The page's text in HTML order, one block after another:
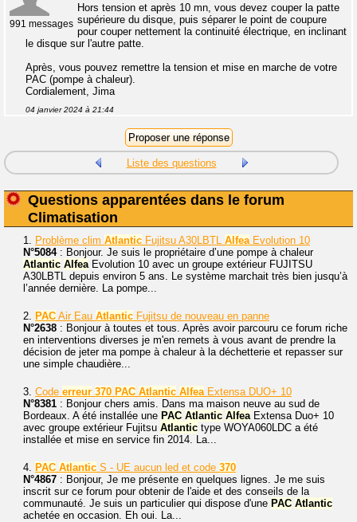
991 messages
Hors tension et après 10 mn, vous devez couper la patte
supérieure du disque, puis séparer le point de coupure
pour couper nettement la continuité électrique, en inclinant
le disque sur l'autre patte.
Après, vous pouvez remettre la tension et mise en marche de votre
PAC (pompe à chaleur).
Cordialement, Jima
04 janvier 2024 à 21:44
Liste des questions
Questions apparentées dans le forum
Climatisation
1. Problème clim Atlantic Fujitsu A30LBTL Alfea Evolution 10
N°5084: Bonjour. Je suis le propriétaire d’une pompe à chaleur
Atlantic Alfea Evolution 10 avec un groupe extérieur FUJITSU
A30LBTL depuis environ 5 ans. Le système marchait très bien jusqu’à
l’année dernière. La pompe...
2. PAC Air Eau Atlantic Fujitsu de nouveau en panne
N°2638 : Bonjour à toutes et tous. Après avoir parcouru ce forum riche
en interventions diverses je m'en remets à vous avant de prendre la
décision de jeter ma pompe à chaleur à la déchetterie et repasser sur
une simple chaudière...
3. Code erreur 370 PAC Atlantic Alfea Extensa DUO+ 10
N°8381 : Bonjour chers amis. Dans ma maison neuve au sud de
Bordeaux. A été installée une PAC Atlantic Alfea Extensa Duo+ 10
avec groupe extérieur Fujitsu Atlantic type WOYA060LDC a été
installée et mise en service fin 2014. La...
4. PAC Atlantic S - UE aucun led et code 370
N°4867 : Bonjour, Je me présente en quelques lignes. Je me suis
inscrit sur ce forum pour obtenir de l'aide et des conseils de la
communauté. Je suis un particulier qui dispose d'une PAC Atlantic
achetée en occasion. Eh oui. La...